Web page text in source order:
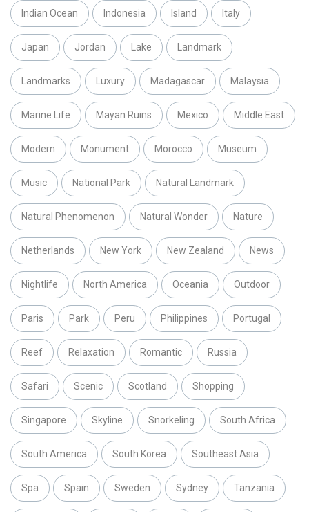
Indian Ocean Indonesia Island Italy
Japan Jordan Lake Landmark
Landmarks Luxury Madagascar Malaysia
Marine Life Mayan Ruins Mexico Middle East
Modern Monument Morocco Museum
Music National Park Natural Landmark
Natural Phenomenon Natural Wonder Nature
Netherlands New York New Zealand News
Nightlife North America Oceania Outdoor
Paris Park Peru Philippines Portugal
Reef Relaxation Romantic Russia
Safari Scenic Scotland Shopping
Singapore Skyline Snorkeling South Africa
South America South Korea Southeast Asia
Spa Spain Sweden Sydney Tanzania